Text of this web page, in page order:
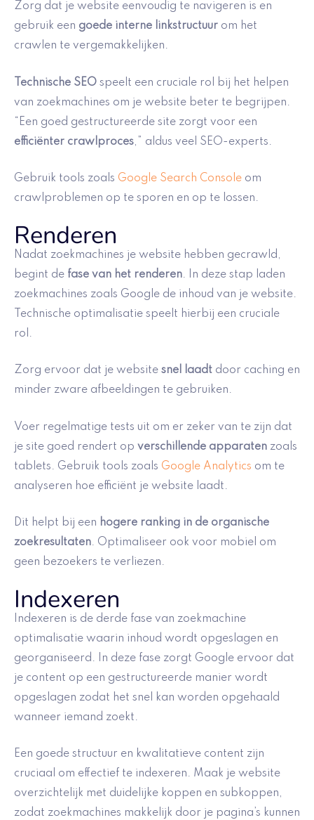
Zorg dat je website eenvoudig te navigeren is en
gebruik een goede interne linkstructuur om het
crawlen te vergemakkelijken.
Technische SEO speelt een cruciale rol bij het helpen
van zoekmachines om je website beter te begrijpen.
“Een goed gestructureerde site zorgt voor een
efficiënter crawlproces,” aldus veel SEO-experts.
Gebruik tools zoals Google Search Console om
crawlproblemen op te sporen en op te lossen.
Renderen
Nadat zoekmachines je website hebben gecrawld,
begint de fase van het renderen. In deze stap laden
zoekmachines zoals Google de inhoud van je website.
Technische optimalisatie speelt hierbij een cruciale
rol.
Zorg ervoor dat je website snel laadt door caching en
minder zware afbeeldingen te gebruiken.
Voer regelmatige tests uit om er zeker van te zijn dat
je site goed rendert op verschillende apparaten zoals
tablets. Gebruik tools zoals Google Analytics om te
analyseren hoe efficiënt je website laadt.
Dit helpt bij een hogere ranking in de organische
zoekresultaten. Optimaliseer ook voor mobiel om
geen bezoekers te verliezen.
Indexeren
Indexeren is de derde fase van zoekmachine
optimalisatie waarin inhoud wordt opgeslagen en
georganiseerd. In deze fase zorgt Google ervoor dat
je content op een gestructureerde manier wordt
opgeslagen zodat het snel kan worden opgehaald
wanneer iemand zoekt.
Een goede structuur en kwalitatieve content zijn
cruciaal om effectief te indexeren. Maak je website
overzichtelijk met duidelijke koppen en subkoppen,
zodat zoekmachines makkelijk door je pagina’s kunnen